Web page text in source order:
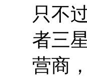
只不
者三
营商